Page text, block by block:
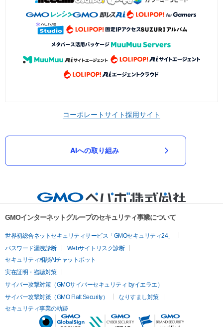
コーポレートサイト採用サイト
AIへの取り組み
GMOインターネットグループのセキュリティ事業について
世界初総合ネットセキュリティサービス「GMOセキュリティ24」
パスワード漏洩診断
Webサイトリスク診断
セキュリティ相談AIチャットボット
実在証明・盗聴対策
サイバー攻撃対策（GMOサイバーセキュリティ byイエラエ）
サイバー攻撃対策（GMO Flatt Security）
なりすまし対策
セキュリティ事業の軌跡